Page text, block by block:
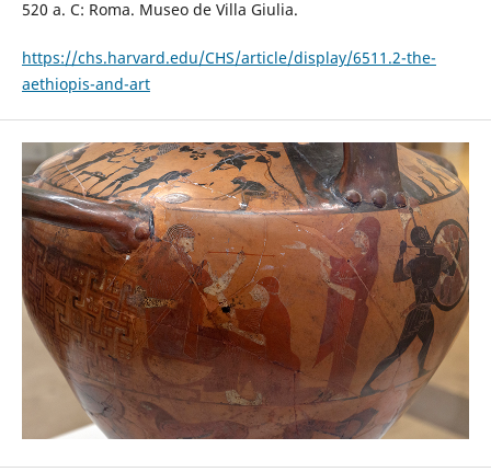
520 a. C: Roma. Museo de Villa Giulia.
https://chs.harvard.edu/CHS/article/display/6511.2-the-
aethiopis-and-art